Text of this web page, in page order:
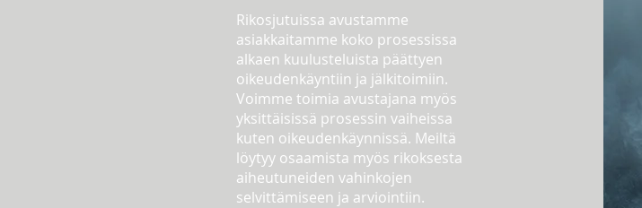
Rikosjutuissa avustamme
asiakkaitamme koko prosessissa
alkaen kuulusteluista päättyen
oikeudenkäyntiin ja jälkitoimiin.
Voimme toimia avustajana myös
yksittäisissä prosessin vaiheissa
kuten oikeudenkäynnissä. Meiltä
löytyy osaamista myös rikoksesta
aiheutuneiden vahinkojen
selvittämiseen ja arviointiin.